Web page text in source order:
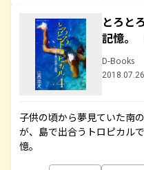
とろと
記憶。
D-Books
子供の頃から夢見ていた南
が、島で出合うトロピカル
憶。